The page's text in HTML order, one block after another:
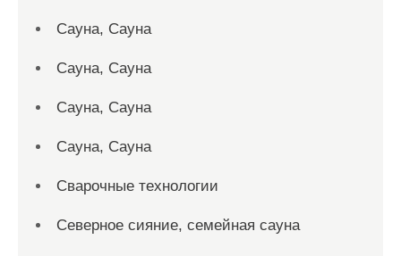
Сауна, Сауна
Сауна, Сауна
Сауна, Сауна
Сауна, Сауна
Сварочные технологии
Северное сияние, семейная сауна